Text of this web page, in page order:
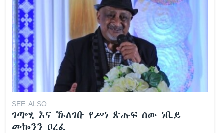
SEE ALSO:
ገጣሚ እና ኹለገቡ የሥነ ጽሑፍ ሰው ነቢይ
መኰንን ዐረፈ